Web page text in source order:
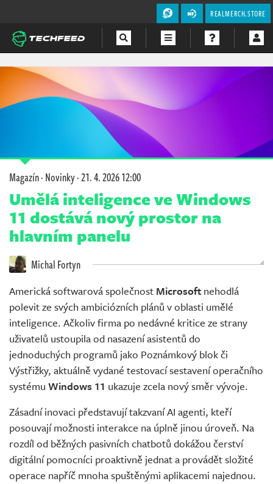
REALMERCH.STORE
Magazín
Videa
Magazín·Novinky·21. 4. 2026 12:00
Umělá inteligence ve Windows
11 dostává nový prostor na
hlavním panelu
Michal Fortyn
Americká softwarová společnost Microsoft nehodlá
polevit ze svých ambiciózních plánů v oblasti umělé
inteligence. Ačkoliv firma po nedávné kritice ze strany
uživatelů ustoupila od nasazení asistentů do
jednoduchých programů jako Poznámkový blok či
Výstřižky, aktuálně vydané testovací sestavení operačního
systému Windows 11 ukazuje zcela nový směr vývoje.
Zásadní inovaci představují takzvaní AI agenti, kteří
posouvají možnosti interakce na úplně jinou úroveň. Na
rozdíl od běžných pasivních chatbotů dokážou čerství
digitální pomocníci proaktivně jednat a provádět složité
operace napříč mnoha spuštěnými aplikacemi najednou.